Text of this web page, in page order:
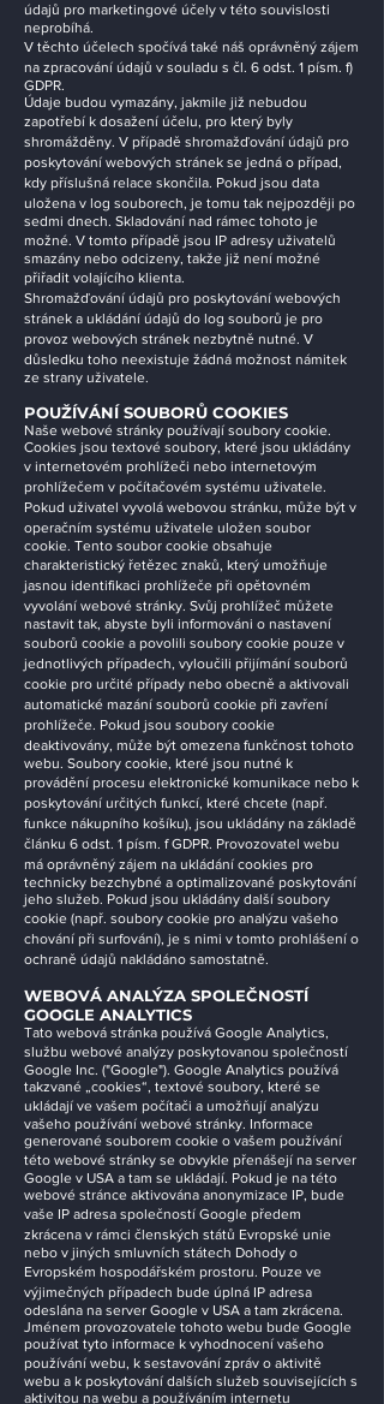
údajů pro marketingové účely v této souvislosti
neprobíhá.
V těchto účelech spočívá také náš oprávněný zájem
na zpracování údajů v souladu s čl. 6 odst. 1 písm. f)
GDPR.
Údaje budou vymazány, jakmile již nebudou
zapotřebí k dosažení účelu, pro který byly
shromážděny. V případě shromažďování údajů pro
poskytování webových stránek se jedná o případ,
kdy příslušná relace skončila. Pokud jsou data
uložena v log souborech, je tomu tak nejpozději po
sedmi dnech. Skladování nad rámec tohoto je
možné. V tomto případě jsou IP adresy uživatelů
smazány nebo odcizeny, takže již není možné
přiřadit volajícího klienta.
Shromažďování údajů pro poskytování webových
stránek a ukládání údajů do log souborů je pro
provoz webových stránek nezbytně nutné. V
důsledku toho neexistuje žádná možnost námitek
ze strany uživatele.
POUŽÍVÁNÍ SOUBORŮ COOKIES
Naše webové stránky používají soubory cookie.
Cookies jsou textové soubory, které jsou ukládány
v internetovém prohlížeči nebo internetovým
prohlížečem v počítačovém systému uživatele.
Pokud uživatel vyvolá webovou stránku, může být v
operačním systému uživatele uložen soubor
cookie. Tento soubor cookie obsahuje
charakteristický řetězec znaků, který umožňuje
jasnou identifikaci prohlížeče při opětovném
vyvolání webové stránky. Svůj prohlížeč můžete
nastavit tak, abyste byli informováni o nastavení
souborů cookie a povolili soubory cookie pouze v
jednotlivých případech, vyloučili přijímání souborů
cookie pro určité případy nebo obecně a aktivovali
automatické mazání souborů cookie při zavření
prohlížeče. Pokud jsou soubory cookie
deaktivovány, může být omezena funkčnost tohoto
webu. Soubory cookie, které jsou nutné k
provádění procesu elektronické komunikace nebo k
poskytování určitých funkcí, které chcete (např.
funkce nákupního košíku), jsou ukládány na základě
článku 6 odst. 1 písm. f GDPR. Provozovatel webu
má oprávněný zájem na ukládání cookies pro
technicky bezchybné a optimalizované poskytování
jeho služeb. Pokud jsou ukládány další soubory
cookie (např. soubory cookie pro analýzu vašeho
chování při surfování), je s nimi v tomto prohlášení o
ochraně údajů nakládáno samostatně.
WEBOVÁ ANALÝZA SPOLEČNOSTÍ
GOOGLE ANALYTICS
Tato webová stránka používá Google Analytics,
službu webové analýzy poskytovanou společností
Google Inc. ("Google"). Google Analytics používá
takzvané „cookies“, textové soubory, které se
ukládají ve vašem počítači a umožňují analýzu
vašeho používání webové stránky. Informace
generované souborem cookie o vašem používání
této webové stránky se obvykle přenášejí na server
Google v USA a tam se ukládají. Pokud je na této
webové stránce aktivována anonymizace IP, bude
vaše IP adresa společností Google předem
zkrácena v rámci členských států Evropské unie
nebo v jiných smluvních státech Dohody o
Evropském hospodářském prostoru. Pouze ve
výjimečných případech bude úplná IP adresa
odeslána na server Google v USA a tam zkrácena.
Jménem provozovatele tohoto webu bude Google
používat tyto informace k vyhodnocení vašeho
používání webu, k sestavování zpráv o aktivitě
webu a k poskytování dalších služeb souvisejících s
aktivitou na webu a používáním internetu